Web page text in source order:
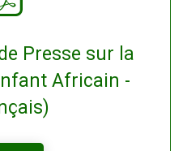
Presse sur la
Africain -